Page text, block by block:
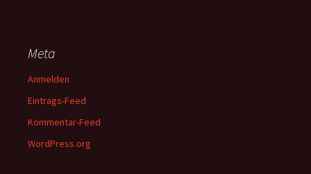
Meta
Anmelden
Eintrags-Feed
Kommentar-Feed
WordPress.org